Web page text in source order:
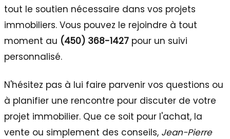
tout le soutien nécessaire dans vos projets
immobiliers. Vous pouvez le rejoindre à tout
moment au (450) 368-1427 pour un suivi
personnalisé.
N'hésitez pas à lui faire parvenir vos questions ou
à planifier une rencontre pour discuter de votre
projet immobilier. Que ce soit pour l'achat, la
vente ou simplement des conseils, Jean-Pierre